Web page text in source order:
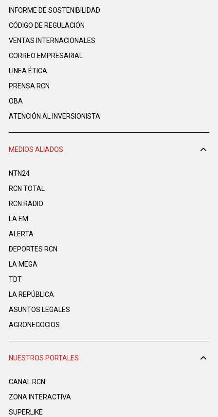
INFORME DE SOSTENIBILIDAD
CÓDIGO DE REGULACIÓN
VENTAS INTERNACIONALES
CORREO EMPRESARIAL
LINEA ÉTICA
PRENSA RCN
OBA
ATENCIÓN AL INVERSIONISTA
MEDIOS ALIADOS
NTN24
RCN TOTAL
RCN RADIO
LA F.M.
ALERTA
DEPORTES RCN
LA MEGA
TDT
LA REPÚBLICA
ASUNTOS LEGALES
AGRONEGOCIOS
NUESTROS PORTALES
CANAL RCN
ZONA INTERACTIVA
SUPERLIKE